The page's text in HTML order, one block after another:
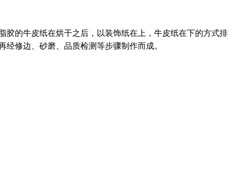
的牛皮纸在烘干之后，以装饰纸在上，牛皮纸在下的方式排
修边、砂磨、品质检测等步骤制作而成。